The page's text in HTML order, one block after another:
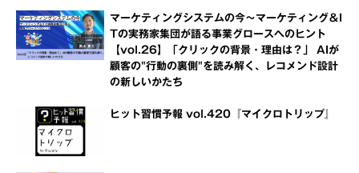
マーケティングシステムの今～マーケティング＆I
Tの実務家集団が語る事業グロースへのヒント
【vol.26】「クリックの背景・理由は？」 AIが
顧客の"行動の裏側"を読み解く、レコメンド設計
の新しいかたち
ヒット習慣予報 vol.420『マイクロトリップ』